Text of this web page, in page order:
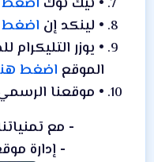
• لينكد إن اضغط
• يوزر
الموقع اضغط
• موقعنا
- مع
- إدارة